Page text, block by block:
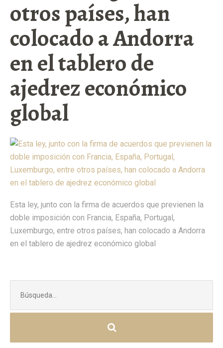
otros países, han
colocado a Andorra
en el tablero de
ajedrez económico
global
Esta ley, junto con la firma de acuerdos que previenen la
doble imposición con Francia, España, Portugal,
Luxemburgo, entre otros países, han colocado a Andorra
en el tablero de ajedrez económico global